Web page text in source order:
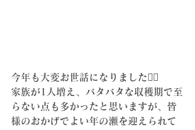
今年も大変お世話になりました🙇‍♀️
家族が1人増え、バタバタな収穫期で至
らない点も多かったと思いますが、皆
様のおかげでよい年の瀬を迎えられて